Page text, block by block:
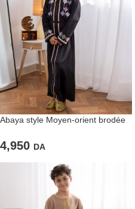
Abaya style Moyen-orient brodée
4,950 DA